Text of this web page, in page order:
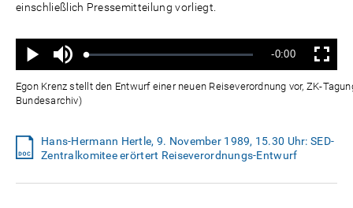
einschließlich Pressemitteilung vorliegt.
Wiedergabe
Ton
aus
Geladen:
Status:
Verbleibende
Zeit
-0:00 Vollbild
Egon Krenz stellt den Entwurf einer neuen Reiseverordnung vor, ZK-
Bundesarchiv)
Hans-Hermann Hertle, 9. November 1989, 15.30 Uhr: SED-
Zentralkomitee erörtert Reiseverordnungs-Entwurf